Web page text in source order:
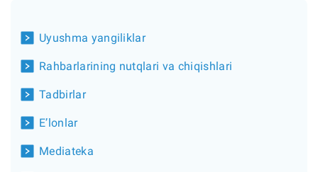
Uyushma yangiliklar
Rahbarlarining nutqlari va chiqishlari
Tadbirlar
E’lonlar
Mediateka